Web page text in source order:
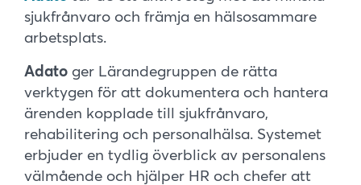
sjukfrånvaro och främja en hälsosammare
arbetsplats.
Adato ger Lärandegruppen de rätta
verktygen för att dokumentera och hantera
ärenden kopplade till sjukfrånvaro,
rehabilitering och personalhälsa. Systemet
erbjuder en tydlig överblick av personalens
välmående och hjälper HR och chefer att